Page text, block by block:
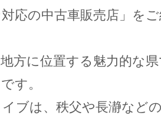
応の中古車販売店」を
方に位置する魅力的な
す。
ブは、秩父や長瀞など